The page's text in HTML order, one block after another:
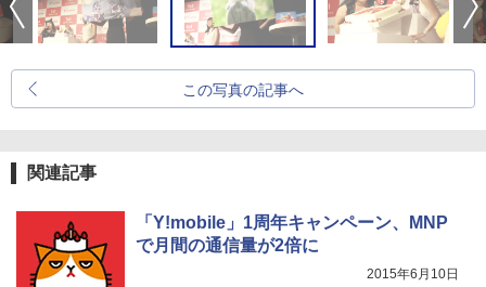
この写真の記事へ
関連記事
「Y!mobile」1周年キャンペーン、MNP
で月間の通信量が2倍に
2015年6月10日